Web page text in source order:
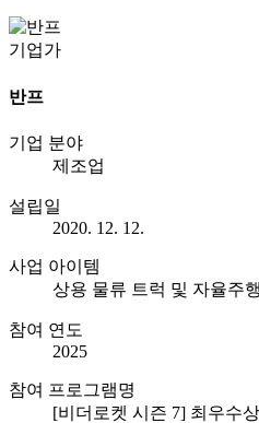
기업가
반프
기업 분야
제조업
설립일
2020. 12. 12.
사업 아이템
상용 물류 트럭 및 자율주
참여 연도
2025
참여 프로그램명
[비더로켓 시즌 7] 최우수